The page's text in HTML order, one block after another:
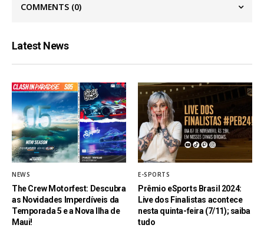
COMMENTS (0)
Latest News
NEWS
The Crew Motorfest: Descubra
as Novidades Imperdíveis da
Temporada 5 e a Nova Ilha de
Maui!
E-SPORTS
Prêmio eSports Brasil 2024:
Live dos Finalistas acontece
nesta quinta-feira (7/11); saiba
tudo